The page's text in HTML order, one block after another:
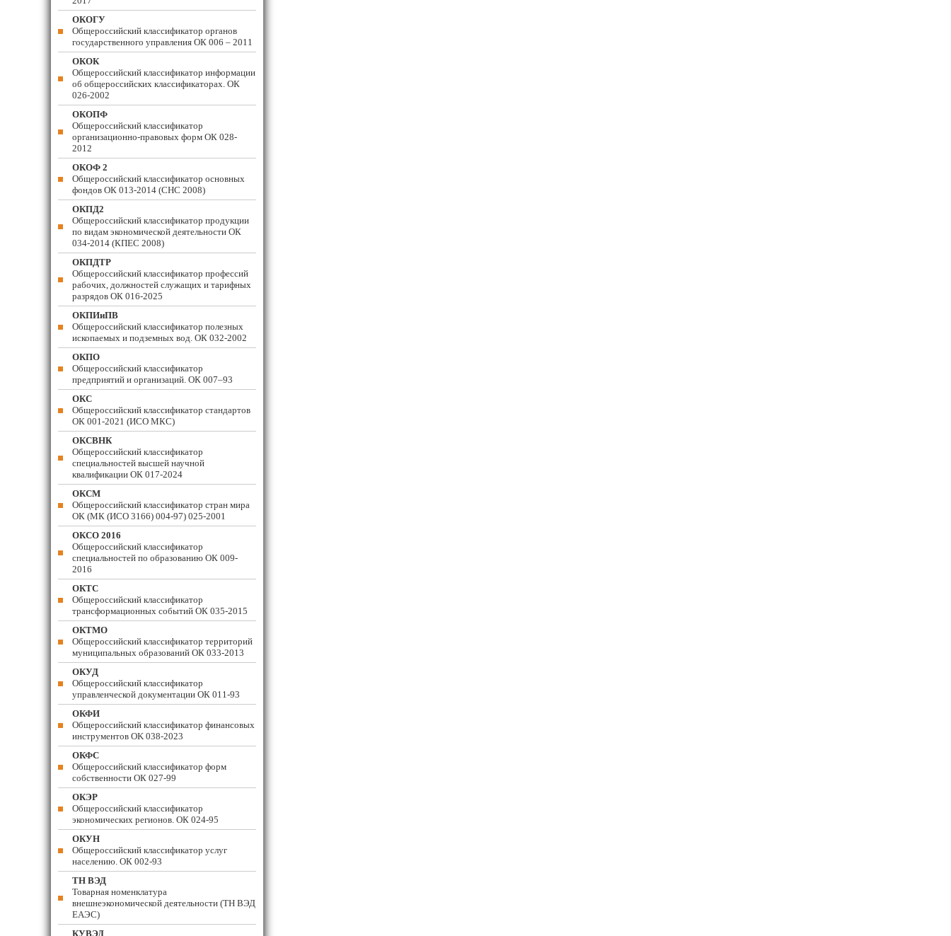
ОКОГУ
Общероссийский классификатор органов
государственного управления ОК 006 – 2011
ОКОК
Общероссийский классификатор информации
об общероссийских классификаторах. ОК
026-2002
ОКОПФ
Общероссийский классификатор
организационно-правовых форм ОК 028-
2012
ОКОФ 2
Общероссийский классификатор основных
фондов ОК 013-2014 (СНС 2008)
ОКПД2
Общероссийский классификатор продукции
по видам экономической деятельности ОК
034-2014 (КПЕС 2008)
ОКПДТР
Общероссийский классификатор профессий
рабочих, должностей служащих и тарифных
разрядов ОК 016-2025
ОКПИиПВ
Общероссийский классификатор полезных
ископаемых и подземных вод. ОК 032-2002
ОКПО
Общероссийский классификатор
предприятий и организаций. ОК 007–93
ОКС
Общероссийский классификатор стандартов
ОК 001-2021 (ИСО МКС)
ОКСВНК
Общероссийский классификатор
специальностей высшей научной
квалификации ОК 017-2024
ОКСМ
Общероссийский классификатор стран мира
ОК (МК (ИСО 3166) 004-97) 025-2001
ОКСО 2016
Общероссийский классификатор
специальностей по образованию ОК 009-
2016
ОКТС
Общероссийский классификатор
трансформационных событий ОК 035-2015
ОКТМО
Общероссийский классификатор территорий
муниципальных образований ОК 033-2013
ОКУД
Общероссийский классификатор
управленческой документации ОК 011-93
ОКФИ
Общероссийский классификатор финансовых
инструментов OK 038-2023
ОКФС
Общероссийский классификатор форм
собственности ОК 027-99
ОКЭР
Общероссийский классификатор
экономических регионов. ОК 024-95
ОКУН
Общероссийский классификатор услуг
населению. ОК 002-93
ТН ВЭД
Товарная номенклатура
внешнеэкономической деятельности (ТН ВЭД
ЕАЭС)
КУВЭД